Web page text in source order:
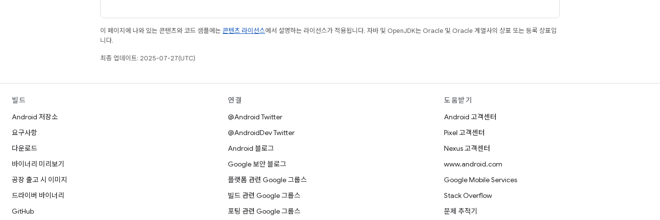
이 페이지에 나와 있는 콘텐츠와 코드 샘플에는 콘텐츠 라이선스에서 설명하는 라이선스가 적용됩니다. 자바 및 OpenJDK는 Oracle 및 Oracle 계열사의 상표 또는 등록 상표입
니다.
최종 업데이트: 2025-07-27(UTC)
빌드
Android 저장소
요구사항
다운로드
바이너리 미리보기
공장 출고 시 이미지
드라이버 바이너리
GitHub
연결
@Android Twitter
@AndroidDev Twitter
Android 블로그
Google 보안 블로그
플랫폼 관련 Google 그룹스
빌드 관련 Google 그룹스
포팅 관련 Google 그룹스
도움받기
Android 고객센터
Pixel 고객센터
Nexus 고객센터
www.android.com
Google Mobile Services
Stack Overflow
문제 추적기